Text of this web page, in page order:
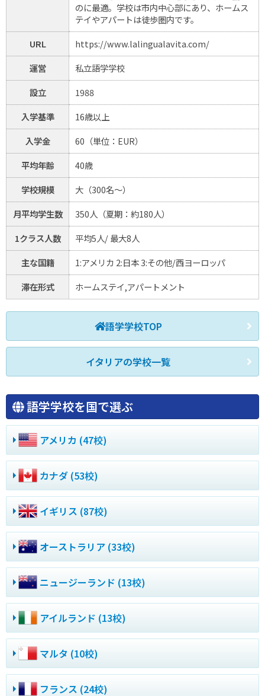
のに最適。学校は市内中心部にあり、ホームス
テイやアパートは徒歩圏内です。
URL
https://www.lalingualavita.com/
運営
私立語学学校
設立
1988
入学基準
16歳以上
入学金
60（単位：EUR）
平均年齢
40歳
学校規模
大（300名～）
月平均学生数
350人（夏期：約180人）
1クラス人数
平均5人/ 最大8人
主な国籍
1:アメリカ 2:日本 3:その他/西ヨーロッパ
滞在形式
ホームステイ,アパートメント
語学学校TOP
イタリアの学校一覧
語学学校を国で選ぶ
アメリカ (47校)
カナダ (53校)
イギリス (87校)
オーストラリア (33校)
ニュージーランド (13校)
アイルランド (13校)
マルタ (10校)
フランス (24校)